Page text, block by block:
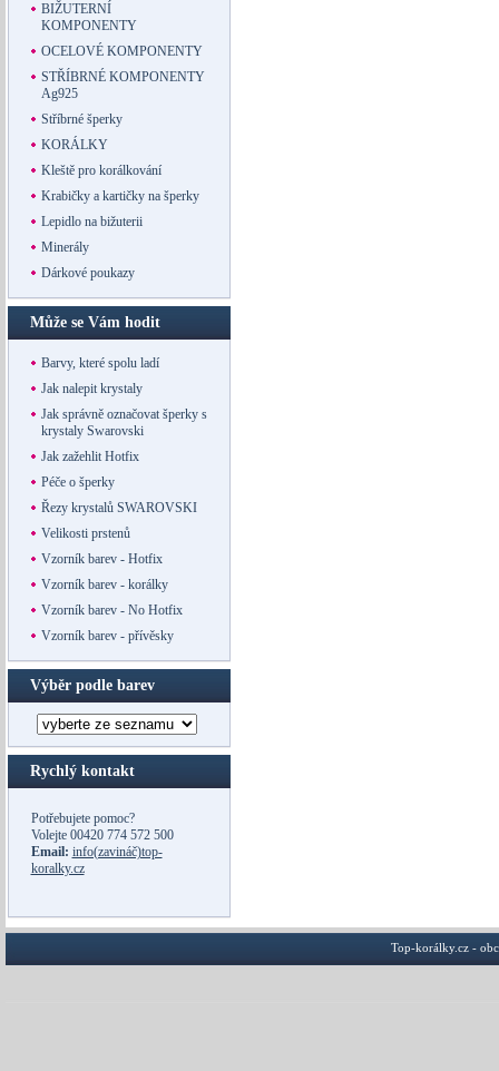
BIŽUTERNÍ
KOMPONENTY
OCELOVÉ KOMPONENTY
STŘÍBRNÉ KOMPONENTY
Ag925
Stříbrné šperky
KORÁLKY
Kleště pro korálkování
Krabičky a kartičky na šperky
Lepidlo na bižuterii
Minerály
Dárkové poukazy
Může se Vám hodit
Barvy, které spolu ladí
Jak nalepit krystaly
Jak správně označovat šperky s
krystaly Swarovski
Jak zažehlit Hotfix
Péče o šperky
Řezy krystalů SWAROVSKI
Velikosti prstenů
Vzorník barev - Hotfix
Vzorník barev - korálky
Vzorník barev - No Hotfix
Vzorník barev - přívěsky
Výběr podle barev
Rychlý kontakt
Potřebujete pomoc?
Volejte 00420 774 572 500
Email: info(zavináč)top-
koralky.cz
Top-korálky.cz -